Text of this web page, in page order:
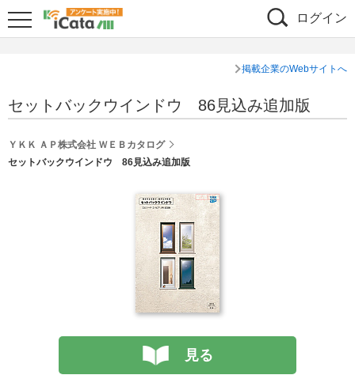
ログイン
掲載企業のWebサイトへ
セットバックウインドウ 86見込み追加版
ＹＫＫ ＡＰ株式会社 ＷＥＢカタログ
セットバックウインドウ 86見込み追加版
見る